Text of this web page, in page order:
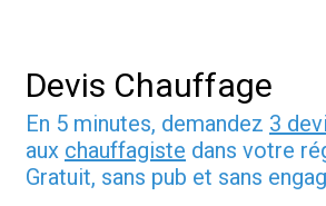
Devis Chauffage
En 5 minutes, demandez 3
aux chauffagiste dans votre
Gratuit, sans pub et sans